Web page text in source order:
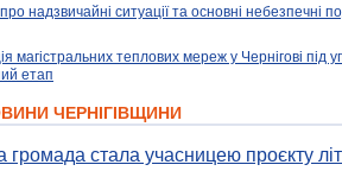
надзвичайні ситуації та основні небезпечні
магістральних теплових мереж у Чернігові
етап
ЧЕРНІГІВЩИНИ
громада стала учасницею проєкту